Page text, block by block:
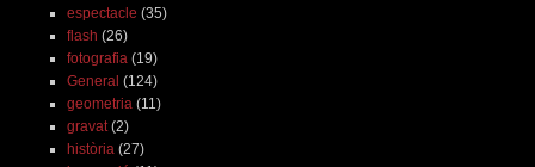
espectacle (35)
flash (26)
fotografia(19)
General (124)
geometria(11)
gravat(2)
història(27)